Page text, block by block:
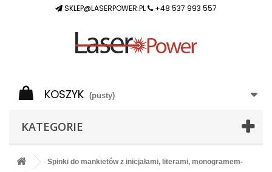
SKLEP@LASERPOWER.PL +48 537 993 557
KOSZYK (pusty)
KATEGORIE
Spinki do mankietów z inicjałami, literami, monogramem-